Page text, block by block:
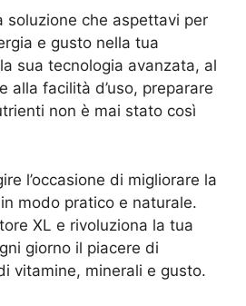
soluzione che aspettavi per
e gusto nella tua
sua tecnologia avanzata, al
alla facilità d’uso, preparare
non è mai stato così
l’occasione di migliorare la
modo pratico e naturale.
XL e rivoluziona la tua
giorno il piacere di
vitamine, minerali e gusto.